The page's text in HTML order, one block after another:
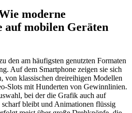
moderne
auf mobilen Geräten
den am häufigsten genutzten Formaten
Auf dem Smartphone zeigen sie sich
von klassischen dreireihigen Modellen
Slots mit Hunderten von Gewinnlinien.
bei der die Grafik auch auf
bleibt und Animationen flüssig